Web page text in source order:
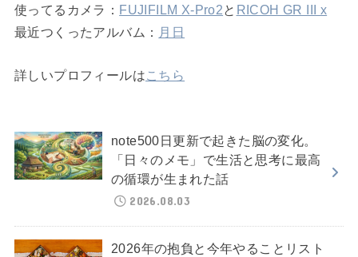
使ってるカメラ： FUJIFILM X-Pro2と RICOH GR III x
最近つくったアルバム： 月日
詳しいプロフィールはこちら
note500日更新で起きた脳の変化。
「日々のメモ」で生活と思考に最高
の循環が生まれた話
2026.08.03
2026年の抱負と今年やることリスト